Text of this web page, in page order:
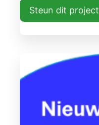
Steun dit project